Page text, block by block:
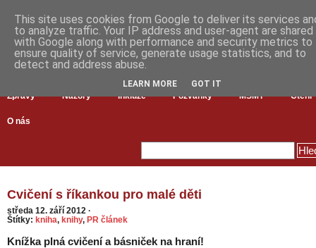
Zprávy Názory Inkluze Pozvánky MŠMT Čtení
O nás
Cvičení s říkankou pro malé děti
středa 12. září 2012 ·
Štítky: kniha, knihy, PR článek
Knížka plná cvičení a básniček na hraní!
This site uses cookies from Google to deliver its services
to analyze traffic. Your IP address and user-agent are shared
with Google along with performance and security metrics to
ensure quality of service, generate usage statistics, and to
detect and address abuse.
LEARN MORE GOT IT